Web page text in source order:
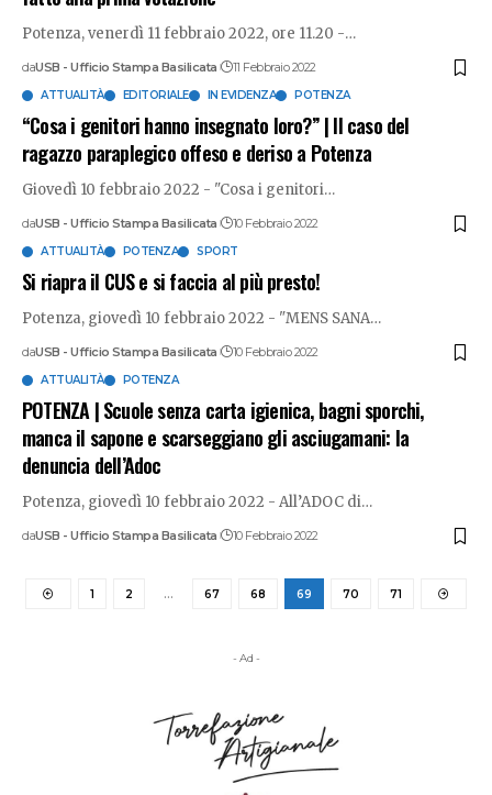
Potenza, venerdì 11 febbraio 2022, ore 11.20 -…
daUSB - Ufficio Stampa Basilicata 11 Febbraio 2022
ATTUALITÀ EDITORIALE IN EVIDENZA POTENZA
“Cosa i genitori hanno insegnato loro?” | Il caso del
ragazzo paraplegico offeso e deriso a Potenza
Giovedì 10 febbraio 2022 - "Cosa i genitori…
daUSB - Ufficio Stampa Basilicata 10 Febbraio 2022
ATTUALITÀ POTENZA SPORT
Si riapra il CUS e si faccia al più presto!
Potenza, giovedì 10 febbraio 2022 - "MENS SANA…
daUSB - Ufficio Stampa Basilicata 10 Febbraio 2022
ATTUALITÀ POTENZA
POTENZA | Scuole senza carta igienica, bagni sporchi,
manca il sapone e scarseggiano gli asciugamani: la
denuncia dell’Adoc
Potenza, giovedì 10 febbraio 2022 - All’ADOC di…
daUSB - Ufficio Stampa Basilicata 10 Febbraio 2022
1 2 … 67 68 69 70 71
- Ad -